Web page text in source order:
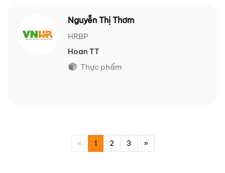
Nguyễn Thị Thơm
HRBP
Hoan TT
Thực phẩm
« 1 2 3 »